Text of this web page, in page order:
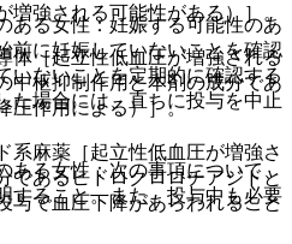
増強される可能性がある）］。
［起立性低血圧が増強される
中枢抑制作用と本剤の成分であ
圧作用による）］。
麻薬［起立性低血圧が増強さ
であるヒドロクロロチアジドと
与で血圧下降があらわれること
る女性：妊娠する可能性のあ
前に妊娠していないことを確認
いないことを定期的に確認する
た場合には、直ちに投与を中止
る女性：次の事項について、
すること。また、投与中も必要